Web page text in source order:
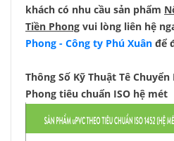
khách có nhu cầu sản phẩm
Tiền Phong vui lòng liên hệ
Phong - Công ty Phú Xuân để
Thông Số Kỹ Thuật Tê Chuyển
Phong tiêu chuẩn ISO hệ mét